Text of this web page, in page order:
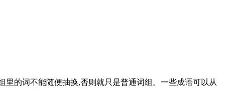
的词不能随便抽换,否则就只是普通词组。一些成语可以从